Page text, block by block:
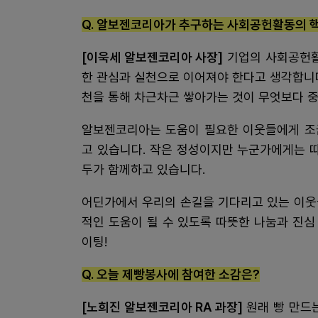
Q. 알보젠코리아가 추구하는 사회공헌활동의
[이욱세 알보젠코리아 사장] 기업의 사회공헌
한 관심과 실천으로 이어져야 한다고 생각합
천을 통해 차근차근 쌓아가는 것이 무엇보다
알보젠코리아는 도움이 필요한 이웃들에게
고 있습니다. 작은 정성이지만 누군가에게는
두가 함께하고 있습니다.
어딘가에서 우리의 손길을 기다리고 있는 이
적인 도움이 될 수 있도록 따뜻한 나눔과 진
이팅!
Q. 오늘 제빵봉사에 참여한 소감은?
[노희진 알보젠코리아 RA 과장] 원래 빵 만드